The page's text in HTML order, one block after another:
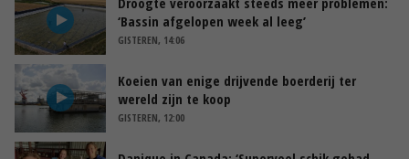
‘Bassin afgelopen week al leeg’
GISTEREN, 14:06
Koeien van enige drijvende boerderij ter
wereld zijn te koop
GISTEREN, 12:00